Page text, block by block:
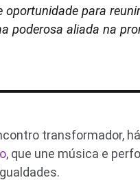
oportunidade para
poderosa aliada na
transformador,
, que une música e